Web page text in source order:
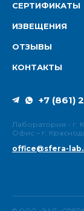
СЕРТИФИКАТЫ
ИЗВЕЩЕНИЯ
ОТЗЫВЫ
КОНТАКТЫ
+7 (861)
Лаборатория - г.
Офис – г.
office@sfera-